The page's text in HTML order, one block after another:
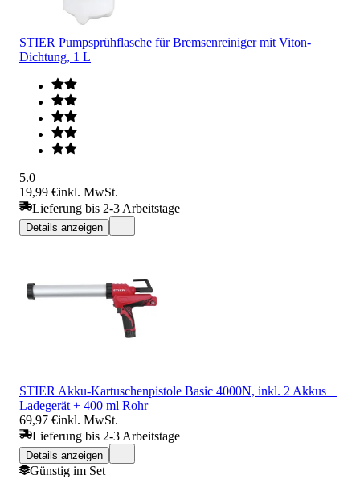
STIER Pumpsprühflasche für Bremsenreiniger mit Viton-
Dichtung, 1 L
5.0
19,99 €inkl. MwSt.
Lieferung bis 2-3 Arbeitstage
Details anzeigen
STIER Akku-Kartuschenpistole Basic 4000N, inkl. 2 Akkus +
Ladegerät + 400 ml Rohr
69,97 €inkl. MwSt.
Lieferung bis 2-3 Arbeitstage
Details anzeigen
Günstig im Set